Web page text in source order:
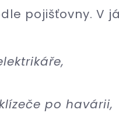
pojišťovny. V
po havárii,